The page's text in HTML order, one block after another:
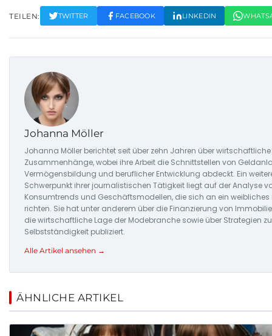
TEILEN: TWITTER FACEBOOK LINKEDIN
Johanna Möller
Johanna Möller berichtet seit über zehn Jahren über wirtschaftliche
Zusammenhänge, wobei ihre Arbeit die Schnittstellen von
Vermögensbildung und beruflicher Entwicklung abdeckt. Ein
Schwerpunkt ihrer journalistischen Tätigkeit liegt auf der Analyse
Konsumtrends und Geschäftsmodellen, die sich an ein weibliches
richten. Sie hat unter anderem über die Finanzierung von
die wirtschaftliche Lage der Modebranche sowie über Strategien
Selbstständigkeit publiziert.
Alle Artikel ansehen →
ÄHNLICHE ARTIKEL